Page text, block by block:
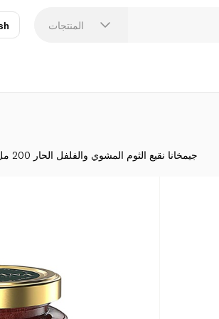
المنتجات
جيمخانا نقيع الثوم المشوي والفلفل الحار 200 مل